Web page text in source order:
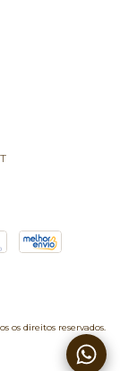
os direitos reservados.